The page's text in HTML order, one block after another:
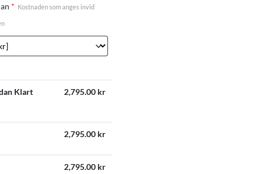
* Kostnaden som anges invid
Klart
2,795.00kr
2,795.00kr
2,795.00kr